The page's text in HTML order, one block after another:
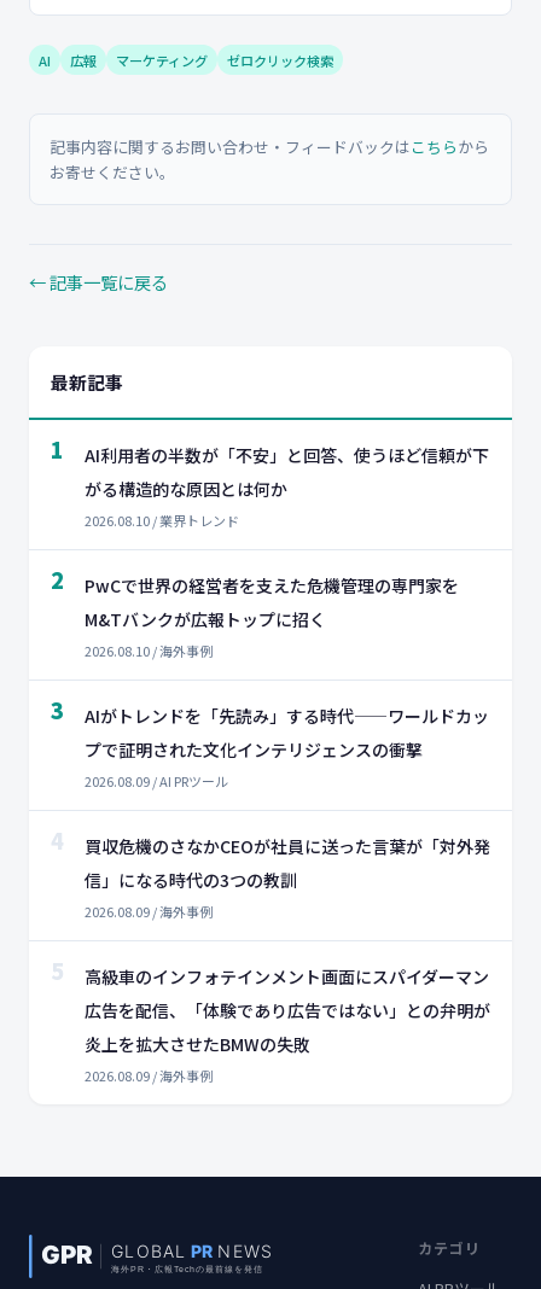
AI 広報 マーケティング ゼロクリック検索
記事内容に関するお問い合わせ・フィードバックはこちらから
お寄せください。
← 記事一覧に戻る
最新記事
1
AI利用者の半数が「不安」と回答、使うほど信頼が下
がる構造的な原因とは何か
2026.08.10 / 業界トレンド
2
PwCで世界の経営者を支えた危機管理の専門家を
M&Tバンクが広報トップに招く
2026.08.10 / 海外事例
3
AIがトレンドを「先読み」する時代——ワールドカッ
プで証明された文化インテリジェンスの衝撃
2026.08.09 / AI PRツール
4
買収危機のさなかCEOが社員に送った言葉が「対外発
信」になる時代の3つの教訓
2026.08.09 / 海外事例
5
高級車のインフォテインメント画面にスパイダーマン
広告を配信、「体験であり広告ではない」との弁明が
炎上を拡大させたBMWの失敗
2026.08.09 / 海外事例
カテゴリ